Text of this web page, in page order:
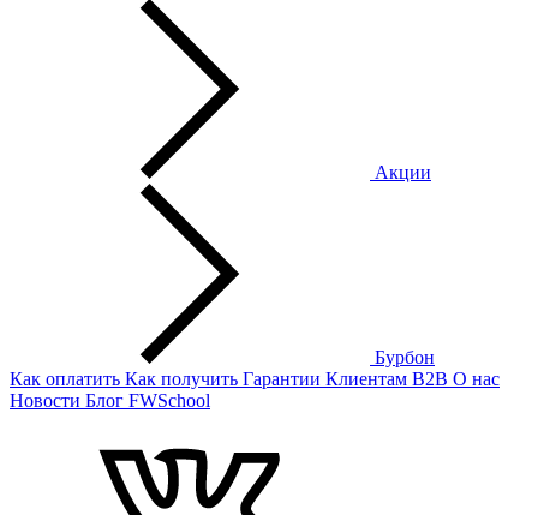
Акции
Бурбон
Как оплатить Как получить Гарантии Клиентам B2B О нас
Новости Блог FWSchool